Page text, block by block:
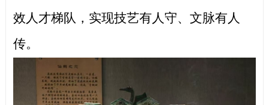
效人才梯队，实现技艺有人守、文脉有人
传。